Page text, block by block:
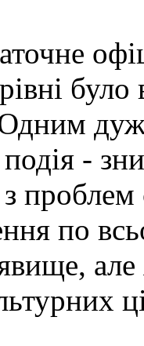
було
-
проблем
по
але